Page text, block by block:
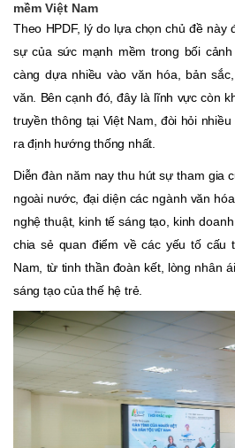
mềm Việt Nam
Theo HPDF, lý do lựa chọn chủ đề này
sự của sức mạnh mềm trong bối
càng dựa nhiều vào văn hóa, bản
văn. Bên cạnh đó, đây là lĩnh vực còn
truyền thông tại Việt Nam, đòi hỏi
ra định hướng thống nhất.
Diễn đàn năm nay thu hút sự tham gia
ngoài nước, đại diện các ngành văn
nghệ thuật, kinh tế sáng tạo, kinh
chia sẻ quan điểm về các yếu tố cấu
Nam, từ tinh thần đoàn kết, lòng nhân
sáng tạo của thế hệ trẻ.